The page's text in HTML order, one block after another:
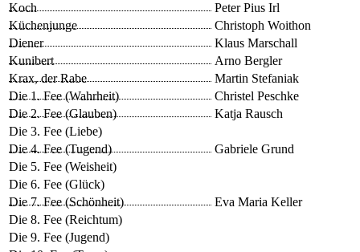
Koch
Peter Pius Irl
Küchenjunge
Christoph Woithon
Diener
Klaus Marschall
Kunibert
Arno Bergler
Krax, der Rabe
Martin Stefaniak
Die 1. Fee (Wahrheit)
Christel Peschke
Die 2. Fee (Glauben)
Katja Rausch
Die 3. Fee (Liebe)
Die 4. Fee (Tugend)
Gabriele Grund
Die 5. Fee (Weisheit)
Die 6. Fee (Glück)
Die 7. Fee (Schönheit)
Eva Maria Keller
Die 8. Fee (Reichtum)
Die 9. Fee (Jugend)